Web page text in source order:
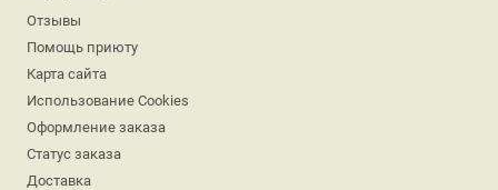
Отзывы
Помощь приюту
Карта сайта
Использование Cookies
Оформление заказа
Статус заказа
Доставка